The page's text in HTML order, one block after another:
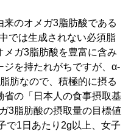
来のオメガ3脂肪酸である
では生成されない必須脂
ガ3脂肪酸を豊富に含み
ジを持たれがちですが、α-
肪なので、積極的に摂る
省の「日本人の食事摂取基
3脂肪酸の摂取量の目標値
で1日あたり2g以上、女子